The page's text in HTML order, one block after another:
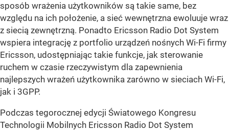
sposób wrażenia użytkowników są takie same, bez
względu na ich położenie, a sieć wewnętrzna ewoluuje wraz
z siecią zewnętrzną. Ponadto Ericsson Radio Dot System
wspiera integrację z portfolio urządzeń nośnych Wi-Fi firmy
Ericsson, udostępniając takie funkcje, jak sterowanie
ruchem w czasie rzeczywistym dla zapewnienia
najlepszych wrażeń użytkownika zarówno w sieciach Wi-Fi,
jak i 3GPP.
Podczas tegorocznej edycji Światowego Kongresu
Technologii Mobilnych Ericsson Radio Dot System